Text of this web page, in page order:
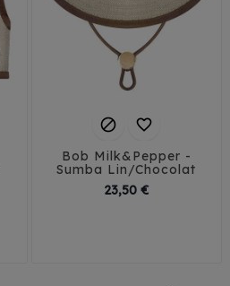
 
Bob Milk&Pepper -
Sumba Lin/Chocolat
23,50 €Prix